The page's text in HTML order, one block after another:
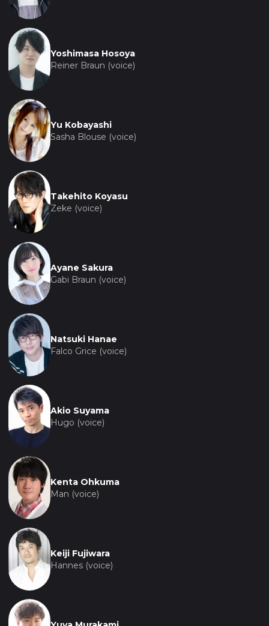
Yoshimasa Hosoya
Reiner Braun (voice)
Yu Kobayashi
Sasha Blouse (voice)
Takehito Koyasu
Zeke (voice)
Ayane Sakura
Gabi Braun (voice)
Natsuki Hanae
Falco Grice (voice)
Akio Suyama
Hugo (voice)
Kenta Ohkuma
Man (voice)
Keiji Fujiwara
Hannes (voice)